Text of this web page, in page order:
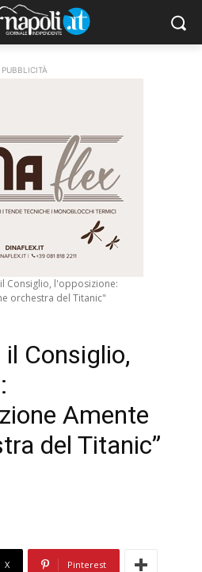
PUBBLICITÀ
Consiglio, l'opposizione:
orchestra del Titanic"
Consiglio,
Amente
del Titanic”
X Pinterest